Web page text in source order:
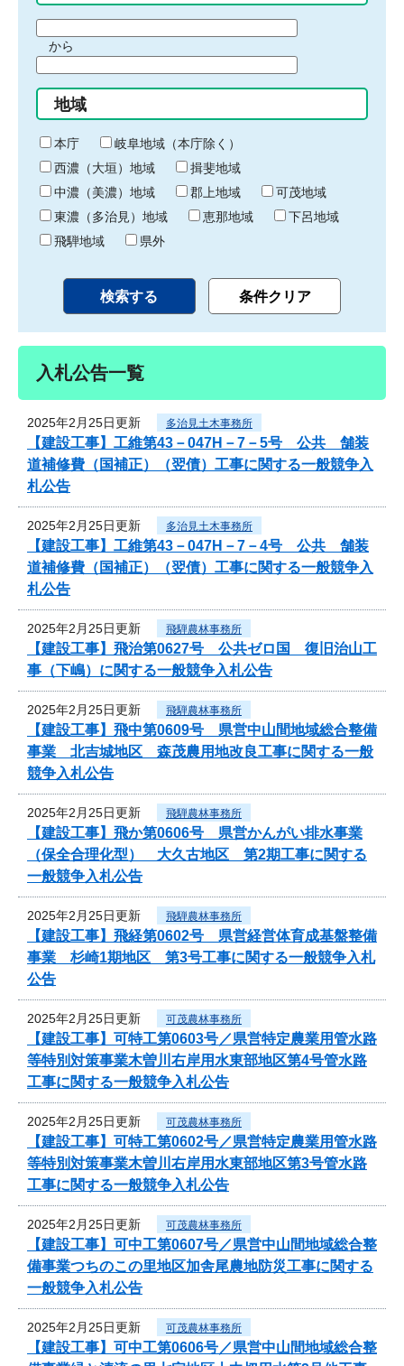
間
始
り
から
間
終
わ
り
地域
本庁
岐阜地域（本庁除く）
西濃（大垣）地域
揖斐地域
中濃（美濃）地域
郡上地域
可茂地域
東濃（多治見）地域
恵那地域
下呂地域
飛騨地域
県外
入札公告一覧
2025年2月25日更新 多治見土木事務所
【建設工事】工維第43－047H－7－5号 公共 舗装
道補修費（国補正）（翌債）工事に関する一般競争入
札公告
2025年2月25日更新 多治見土木事務所
【建設工事】工維第43－047H－7－4号 公共 舗装
道補修費（国補正）（翌債）工事に関する一般競争入
札公告
2025年2月25日更新 飛騨農林事務所
【建設工事】飛治第0627号 公共ゼロ国 復旧治山工
事（下嶋）に関する一般競争入札公告
2025年2月25日更新 飛騨農林事務所
【建設工事】飛中第0609号 県営中山間地域総合整備
事業 北吉城地区 森茂農用地改良工事に関する一般
競争入札公告
2025年2月25日更新 飛騨農林事務所
【建設工事】飛か第0606号 県営かんがい排水事業
（保全合理化型） 大久古地区 第2期工事に関する
一般競争入札公告
2025年2月25日更新 飛騨農林事務所
【建設工事】飛経第0602号 県営経営体育成基盤整備
事業 杉崎1期地区 第3号工事に関する一般競争入札
公告
2025年2月25日更新 可茂農林事務所
【建設工事】可特工第0603号／県営特定農業用管水路
等特別対策事業木曽川右岸用水東部地区第4号管水路
工事に関する一般競争入札公告
2025年2月25日更新 可茂農林事務所
【建設工事】可特工第0602号／県営特定農業用管水路
等特別対策事業木曽川右岸用水東部地区第3号管水路
工事に関する一般競争入札公告
2025年2月25日更新 可茂農林事務所
【建設工事】可中工第0607号／県営中山間地域総合整
備事業つちのこの里地区加舎尾農地防災工事に関する
一般競争入札公告
2025年2月25日更新 可茂農林事務所
【建設工事】可中工第0606号／県営中山間地域総合整